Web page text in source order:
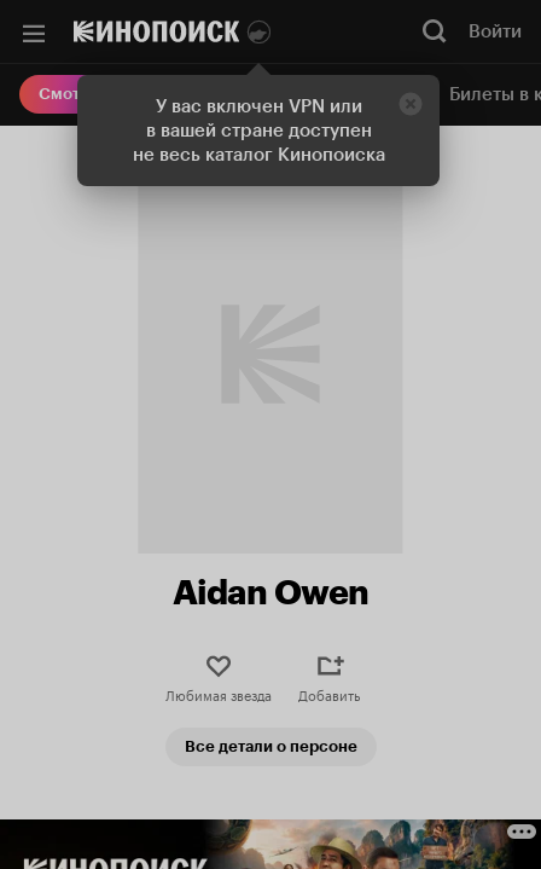
У вас включен VPN или
в вашей стране доступен
не весь каталог Кинопоиска
Войти
Смотреть кино Онлайн-кинотеатр Билеты в
Aidan Owen
Любимая звезда Добавить
Все детали о персоне